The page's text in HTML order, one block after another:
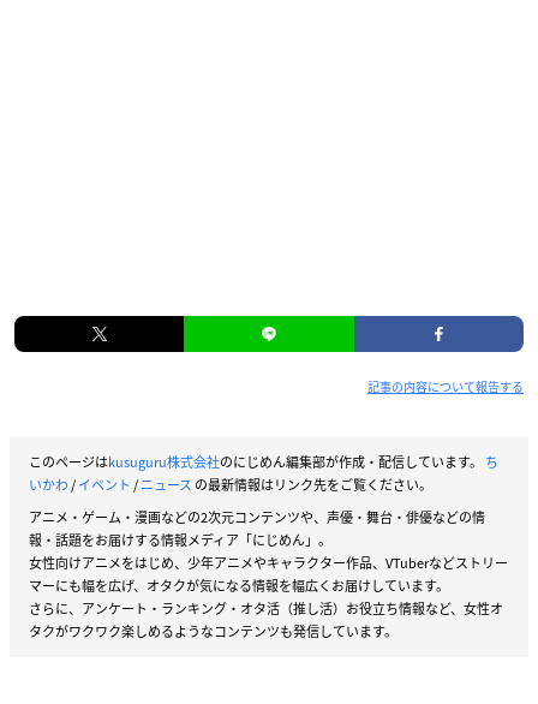
記事の内容について報告する
このページはkusuguru株式会社のにじめん編集部が作成・配信しています。 ち
いかわ/イベント /ニュース の最新情報はリンク先をご覧ください。
アニメ・ゲーム・漫画などの2次元コンテンツや、声優・舞台・俳優などの情
報・話題をお届けする情報メディア「にじめん」。
女性向けアニメをはじめ、少年アニメやキャラクター作品、VTuberなどストリー
マーにも幅を広げ、オタクが気になる情報を幅広くお届けしています。
さらに、アンケート・ランキング・オタ活（推し活）お役立ち情報など、女性オ
タクがワクワク楽しめるようなコンテンツも発信しています。